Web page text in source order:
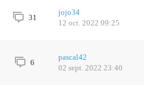
31
jojo34
12 oct. 2022 09:25
6
pascal42
02 sept. 2022 23:40